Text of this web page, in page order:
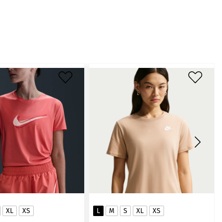
XL XS L M S XL XS